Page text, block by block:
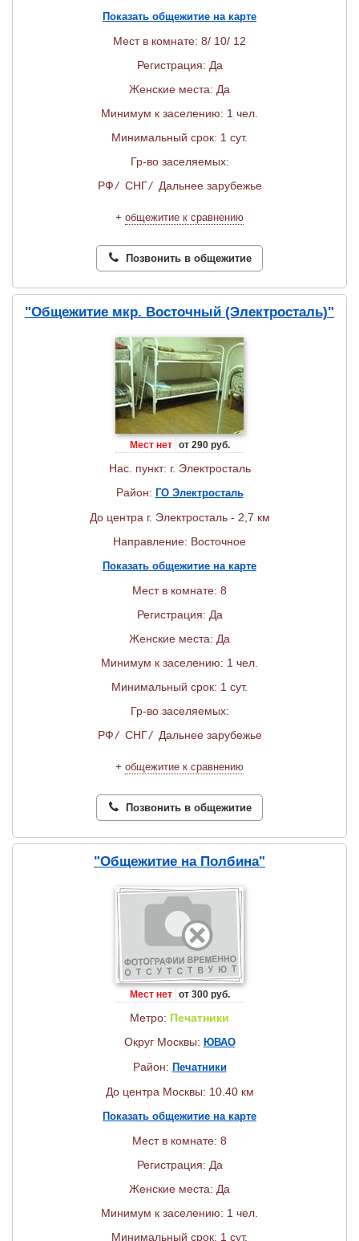
Показать общежитие на карте
Мест в комнате: 8/ 10/ 12
Регистрация: Да
Женские места: Да
Минимум к заселению: 1 чел.
Минимальный срок: 1 сут.
Гр-во заселяемых:
РФ/ СНГ/ Дальнее зарубежье
+ общежитие к сравнению
Позвонить в общежитие
"Общежитие мкр. Восточный (Электросталь)"
Мест нет от 290 руб.
Нас. пункт: г. Электросталь
Район: ГО Электросталь
До центра г. Электросталь - 2,7 км
Направление: Восточное
Показать общежитие на карте
Мест в комнате: 8
Регистрация: Да
Женские места: Да
Минимум к заселению: 1 чел.
Минимальный срок: 1 сут.
Гр-во заселяемых:
РФ/ СНГ/ Дальнее зарубежье
+ общежитие к сравнению
Позвонить в общежитие
"Общежитие на Полбина"
Мест нет от 300 руб.
Метро: Печатники
Округ Москвы: ЮВАО
Район: Печатники
До центра Москвы: 10.40 км
Показать общежитие на карте
Мест в комнате: 8
Регистрация: Да
Женские места: Да
Минимум к заселению: 1 чел.
Минимальный срок: 1 сут.